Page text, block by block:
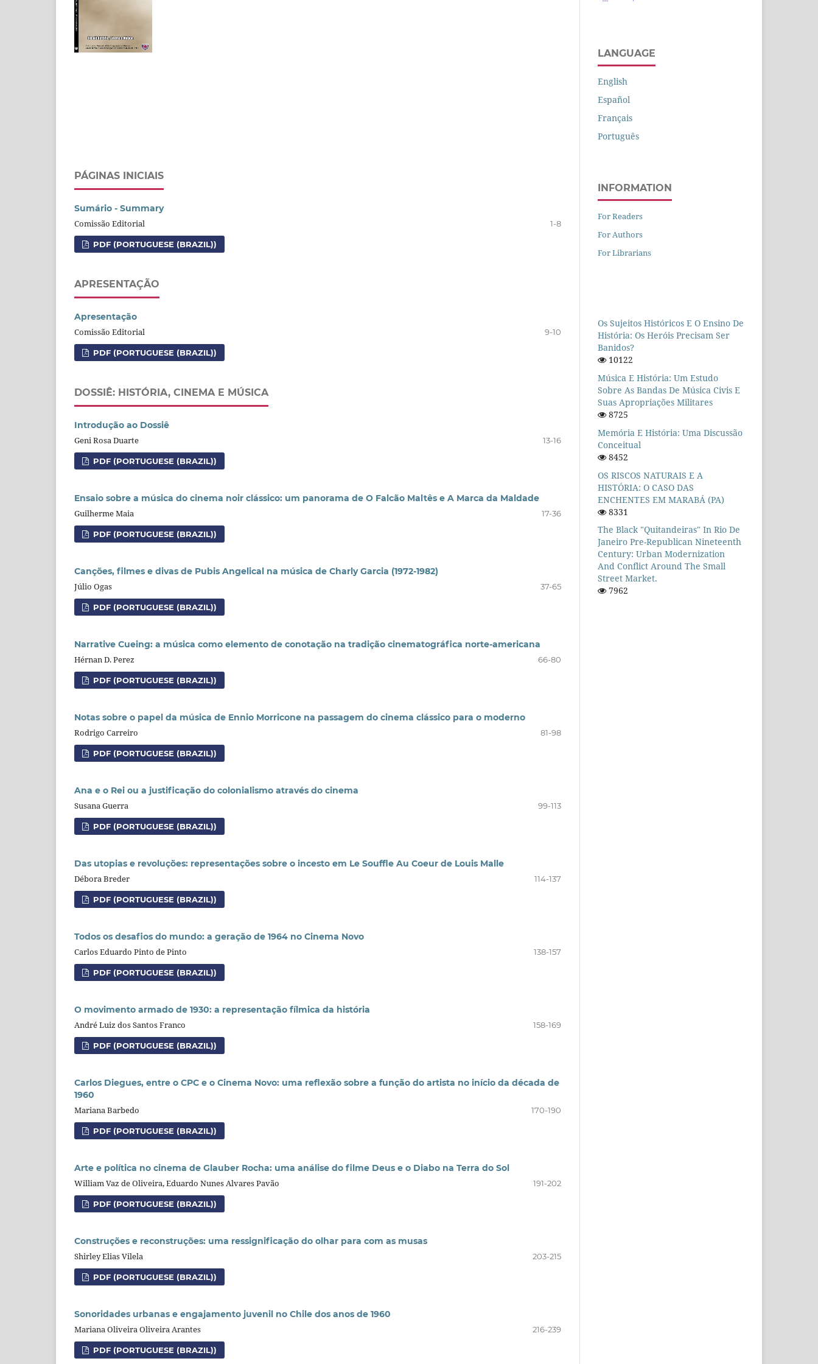
PÁGINAS INICIAIS
Sumário - Summary
Comissão Editorial
1-8
PDF (PORTUGUESE (BRAZIL))
APRESENTAÇÃO
Apresentação
Comissão Editorial
9-10
PDF (PORTUGUESE (BRAZIL))
DOSSIÊ: HISTÓRIA, CINEMA E MÚSICA
Introdução ao Dossiê
Geni Rosa Duarte
13-16
PDF (PORTUGUESE (BRAZIL))
Ensaio sobre a música do cinema noir clássico: um panorama de O Falcão Maltês e A Marca da Maldade
Guilherme Maia
17-36
PDF (PORTUGUESE (BRAZIL))
Canções, filmes e divas de Pubis Angelical na música de Charly Garcia (1972-1982)
Júlio Ogas
37-65
PDF (PORTUGUESE (BRAZIL))
Narrative Cueing: a música como elemento de conotação na tradição cinematográfica norte-americana
Hérnan D. Perez
66-80
PDF (PORTUGUESE (BRAZIL))
Notas sobre o papel da música de Ennio Morricone na passagem do cinema clássico para o moderno
Rodrigo Carreiro
81-98
PDF (PORTUGUESE (BRAZIL))
Ana e o Rei ou a justificação do colonialismo através do cinema
Susana Guerra
99-113
PDF (PORTUGUESE (BRAZIL))
Das utopias e revoluções: representações sobre o incesto em Le Souffle Au Coeur de Louis Malle
Débora Breder
114-137
PDF (PORTUGUESE (BRAZIL))
Todos os desafios do mundo: a geração de 1964 no Cinema Novo
Carlos Eduardo Pinto de Pinto
138-157
PDF (PORTUGUESE (BRAZIL))
O movimento armado de 1930: a representação fílmica da história
André Luiz dos Santos Franco
158-169
PDF (PORTUGUESE (BRAZIL))
Carlos Diegues, entre o CPC e o Cinema Novo: uma reflexão sobre a função do artista no início da década de
1960
Mariana Barbedo
170-190
PDF (PORTUGUESE (BRAZIL))
Arte e política no cinema de Glauber Rocha: uma análise do filme Deus e o Diabo na Terra do Sol
William Vaz de Oliveira, Eduardo Nunes Alvares Pavão
191-202
PDF (PORTUGUESE (BRAZIL))
Construções e reconstruções: uma ressignificação do olhar para com as musas
Shirley Elias Vilela
203-215
PDF (PORTUGUESE (BRAZIL))
Sonoridades urbanas e engajamento juvenil no Chile dos anos de 1960
Mariana Oliveira Oliveira Arantes
216-239
PDF (PORTUGUESE (BRAZIL))
LANGUAGE
English
Español
Français
Português
INFORMATION
For Readers
For Authors
For Librarians
Os Sujeitos Históricos E O Ensino De
História: Os Heróis Precisam Ser
Banidos?
10122
Música E História: Um Estudo
Sobre As Bandas De Música Civis E
Suas Apropriações Militares
8725
Memória E História: Uma Discussão
Conceitual
8452
OS RISCOS NATURAIS E A
HISTÓRIA: O CASO DAS
ENCHENTES EM MARABÁ (PA)
8331
The Black "quitandeiras" In Rio De
Janeiro Pre-Republican Nineteenth
Century: Urban Modernization
And Conflict Around The Small
Street Market.
7962